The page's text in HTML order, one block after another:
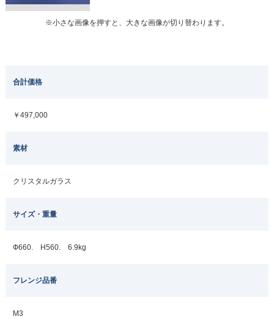
※小さな画像を押すと、大きな画像が切り替わります。
合計価格
￥497,000
素材
クリスタルガラス
サイズ・重量
Ф660. H560. 6.9kg
フレンジ品番
M3